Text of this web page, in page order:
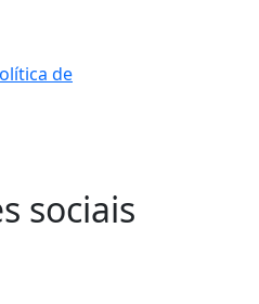
de
sociais